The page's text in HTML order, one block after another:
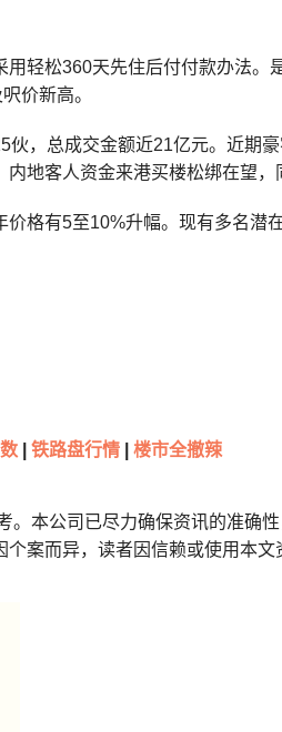
轻松360天先住后付付款办法
价新高。
伙，总成交金额近21亿元。近期
地客人资金来港买楼松绑在望
格有5至10%升幅。现有多名潜
铁路盘行情 楼市全撤辣
。本公司已尽力确保资讯的准确
案而异，读者因信赖或使用本文